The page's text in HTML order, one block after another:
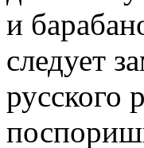
и
следует
русского